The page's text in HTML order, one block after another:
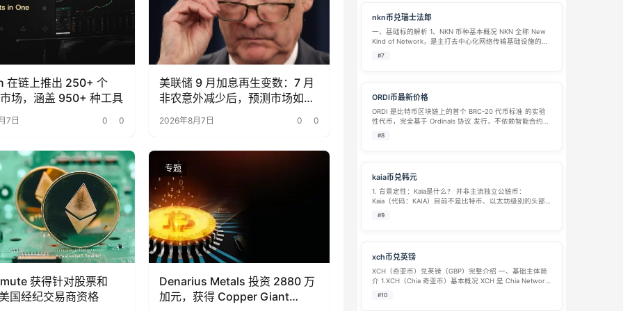
在链上推出 250+ 个
场，涵盖 950+ 种工具
7日 0 0
美联储 9 月加息再生变数：7 月
非农意外减少后，预测市场如何
重新定价？
2026年8月7日 0 0
获得针对股票和
国经纪交易商资格
专题
Denarius Metals 投资 2880 万
加元，获得 Copper Giant
nkn币兑瑞士法郎
一、基础标的解析 1、NKN 币种基本概况 NKN 全称 New
Kind of Network，是主打去中心化网络传输基础设施的公
链原生代币，项目 2018 年启动研发，2019 年 7 月主网正
#7
ORDI币最新价格
ORDI 是比特币区块链上的首个 BRC-20 代币标准 的实验
性代币，完全基于 Ordinals 协议 发行，不依赖智能合约或
侧链。作为比特币生态的创新资产，ORDI 的诞生标志着比
#8
kaia币兑韩元
1. 背景定性：Kaia是什么？ 并非主流独立公链币：
Kaia（代码：KAIA）目前不是比特币、以太坊级别的头部
资产，也不是韩国法定的数字货币。它多出现在小型交易
#9
xch币兑英镑
XCH（奇亚币）兑英镑（GBP）完整介绍 一、基础主体简
介 1.XCH（Chia 奇亚币）基本概况 XCH 是 Chia Network
公链的原生代币，由 BT 下载协议 BitTorrent 创始人布拉
#10